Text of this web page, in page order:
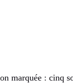
marquée : cinq